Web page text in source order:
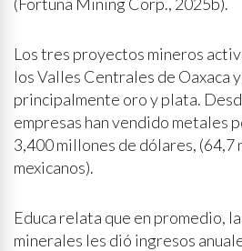
Los tres proyectos mineros
los Valles Centrales de Oaxaca
principalmente oro y plata.
empresas han vendido metales
3,400 millones de dólares, (64,7
mexicanos).
Educa relata que en promedio,
minerales les dió ingresos